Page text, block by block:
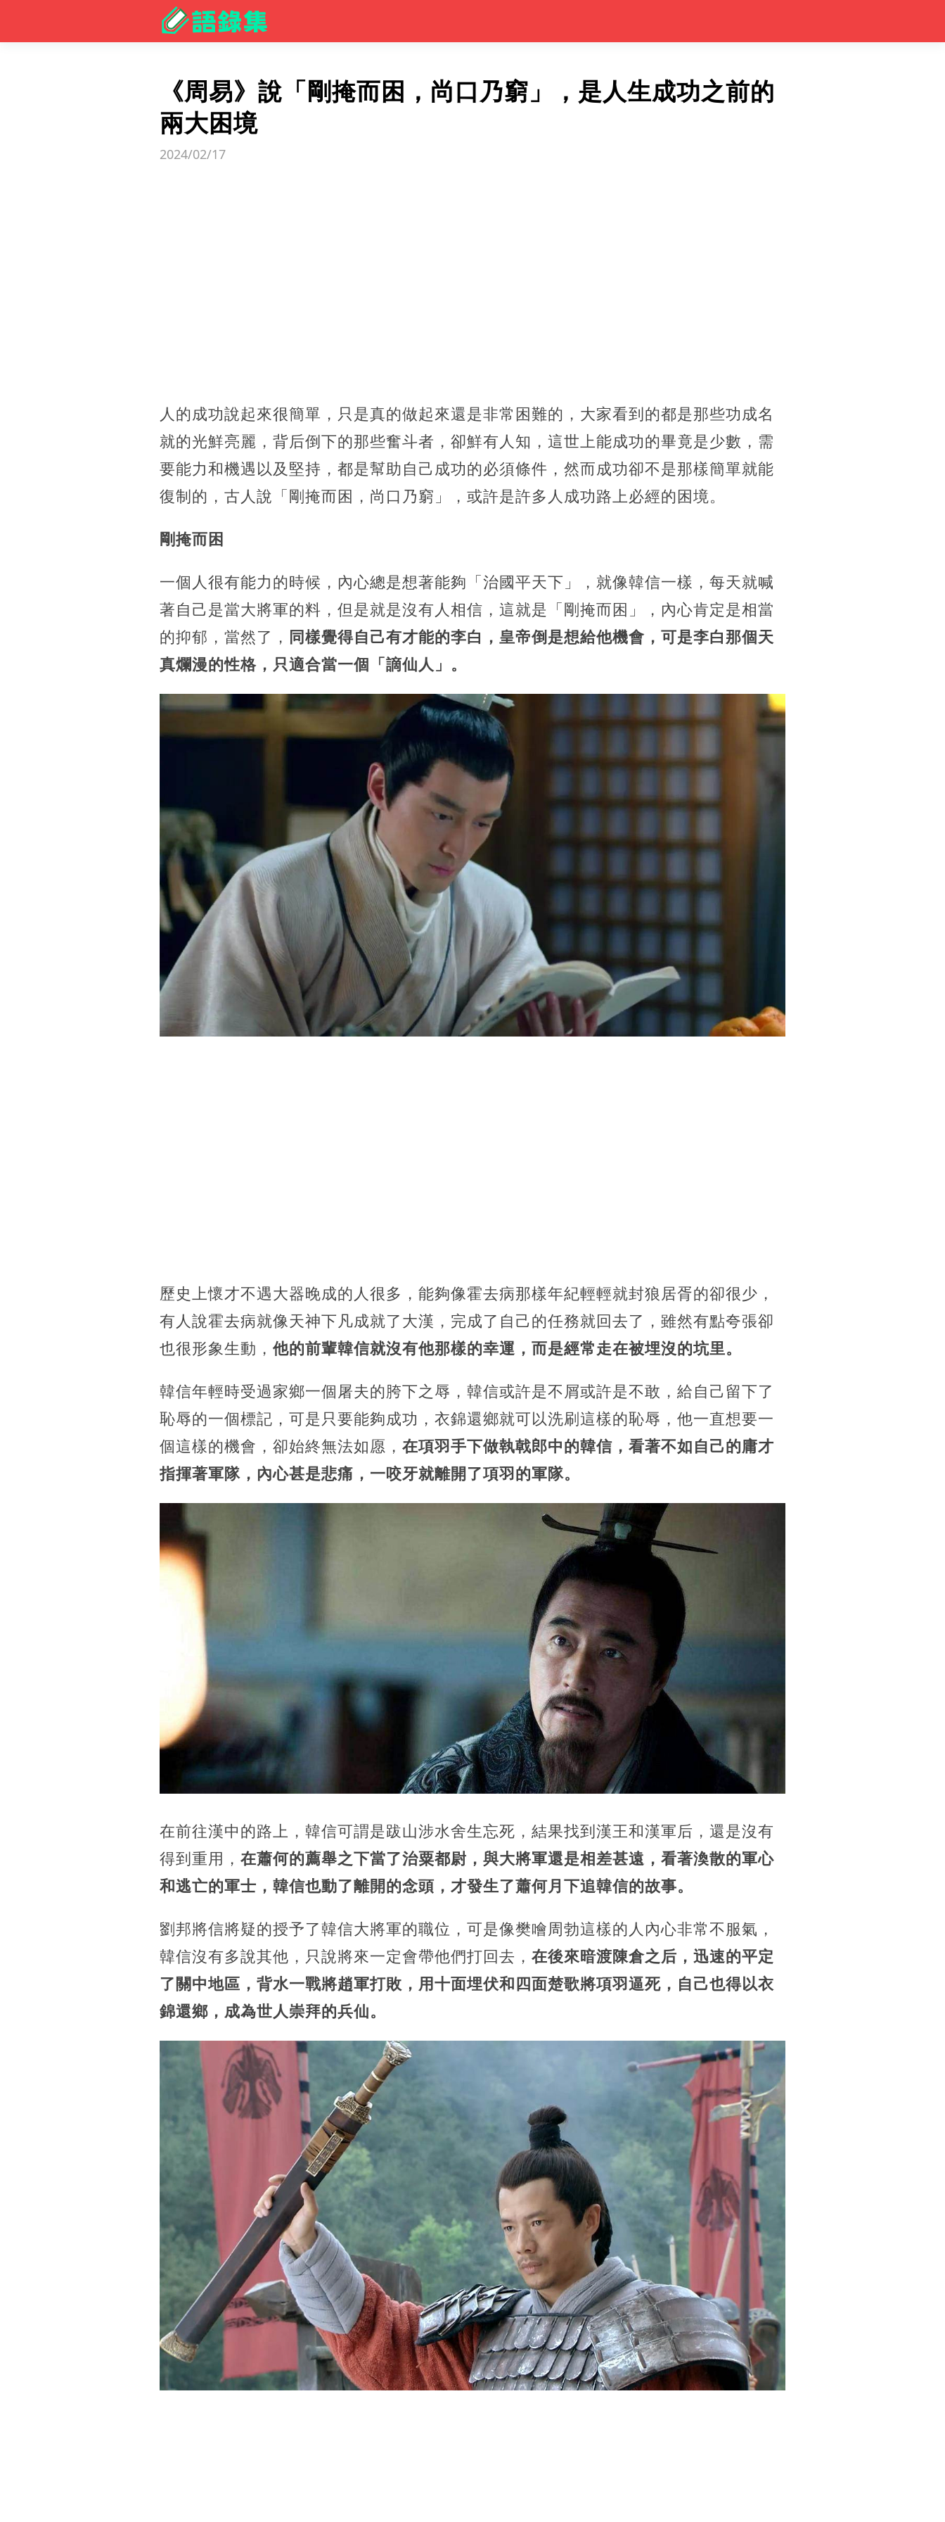
《周易》說「剛掩而困，尚口乃窮」，是人生成功之前的
兩大困境
2024/02/17
人的成功說起來很簡單，只是真的做起來還是非常困難的，大家看到的都是那些功成名
就的光鮮亮麗，背后倒下的那些奮斗者，卻鮮有人知，這世上能成功的畢竟是少數， 需
要能力和機遇以及堅持，都是幫助自己成功的必須條件，然而成功卻不是那樣簡單就能
復制的，古人說「剛掩而困，尚口乃窮」，或許是許多人成功路上必經的困境。
剛掩而困
一個人很有能力的時候， 內心總是想著能夠「治國平天下」，就像韓信一樣，每天就喊
著自己是當大將軍的料，但是就是沒有人相信，這就是「剛掩而困」，內心肯定是相當
的抑郁，當然了， 同樣覺得自己有才能的李白，皇帝倒是想給他機會，可是李白那個天
真爛漫的性格，只適合當一個「謫仙人」。
歷史上懷才不遇大器晚成的人很多，能夠像霍去病那樣年紀輕輕就封狼居胥的卻很少，
有人說霍去病就像天神下凡成就了大漢，完成了自己的任務就回去了，雖然有點夸張卻
也很形象生動， 他的前輩韓信就沒有他那樣的幸運，而是經常走在被埋沒的坑里。
韓信年輕時受過家鄉一個屠夫的胯下之辱，韓信或許是不屑或許是不敢，給自己留下了
恥辱的一個標記，可是只要能夠成功，衣錦還鄉就可以洗刷這樣的恥辱，他一直想要一
個這樣的機會，卻始終無法如愿， 在項羽手下做執戟郎中的韓信，看著不如自己的庸才
指揮著軍隊，內心甚是悲痛，一咬牙就離開了項羽的軍隊。
在前往漢中的路上，韓信可謂是跋山涉水舍生忘死，結果找到漢王和漢軍后，還是沒有
得到重用， 在蕭何的薦舉之下當了治粟都尉，與大將軍還是相差甚遠，看著渙散的軍心
和逃亡的軍士，韓信也動了離開的念頭，才發生了蕭何月下追韓信的故事。
劉邦將信將疑的授予了韓信大將軍的職位，可是像樊噲周勃這樣的人內心非常不服氣，
韓信沒有多說其他，只說將來一定會帶他們打回去， 在後來暗渡陳倉之后，迅速的平定
了關中地區，背水一戰將趙軍打敗，用十面埋伏和四面楚歌將項羽逼死，自己也得以衣
錦還鄉，成為世人崇拜的兵仙。